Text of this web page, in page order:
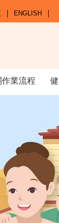
ENGLISH
作業流程